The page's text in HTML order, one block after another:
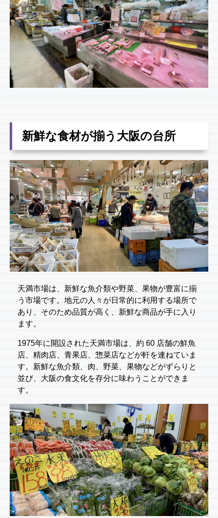
新鮮な食材が揃う大阪の台所
天満市場は、新鮮な魚介類や野菜、果物が豊富に揃
う市場です。地元の人々が日常的に利用する場所で
あり、そのため品質が高く、新鮮な商品が手に入り
ます。
1975年に開設された天満市場は、約 60 店舗の鮮魚
店、精肉店、青果店、惣菜店などが軒を連ねていま
す。新鮮な魚介類、肉、野菜、果物などがずらりと
並び、大阪の食文化を存分に味わうことができま
す。